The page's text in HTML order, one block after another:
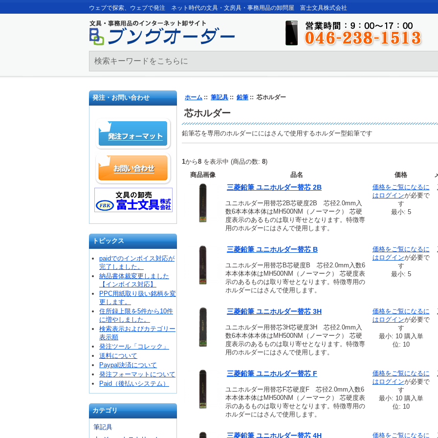
ウェブで探索、ウェブで発注 ネット時代の文具・文房具・事務用品の卸問屋 富士文具株式会社
発注・お問い合わせ
トピックス
paidでのインボイス対応が
完了しました。
納品書体裁変更しました
【インボイス対応】
PPC用紙取り扱い銘柄を変
更します。
住所録上限を5件から10件
に増やしました。
検索表示およびカテゴリー
表示順
発注ツール「コレック」
送料について
Paypal決済について
発注フォーマットについて
Paid（後払いシステム）
カテゴリ
筆記具
ホーム ::筆記具 ::鉛筆 :: 芯ホルダー
芯ホルダー
鉛筆芯を専用のホルダーににはさんで使用するホルダー型鉛筆です
1から8 を表示中 (商品の数: 8)
商品画像
品名 価格
三菱鉛筆 ユニホルダー替芯 2B
ユニホルダー用替芯2B芯硬度2B 芯径2.0mm入
数6本本体本体はMH500NM（ノーマーク） 芯硬
度表示のあるものは取り寄せとなります。特徴専
用のホルダーにはさんで使用します。
価格をご覧になるに
は ログインが必要で
す
最小: 5
三菱鉛筆 ユニホルダー替芯 B
ユニホルダー用替芯B芯硬度B 芯径2.0mm入数6
本本体本体はMH500NM（ノーマーク） 芯硬度表
示のあるものは取り寄せとなります。特徴専用の
ホルダーにはさんで使用します。
価格をご覧になるに
は ログインが必要で
す
最小: 5
三菱鉛筆 ユニホルダー替芯 3H
ユニホルダー用替芯3H芯硬度3H 芯径2.0mm入
数6本本体本体はMH500NM（ノーマーク） 芯硬
度表示のあるものは取り寄せとなります。特徴専
用のホルダーにはさんで使用します。
価格をご覧になるに
は ログインが必要で
す
最小: 10 購入単
位: 10
三菱鉛筆 ユニホルダー替芯 F
ユニホルダー用替芯F芯硬度F 芯径2.0mm入数6
本本体本体はMH500NM（ノーマーク） 芯硬度表
示のあるものは取り寄せとなります。特徴専用の
ホルダーにはさんで使用します。
価格をご覧になるに
は ログインが必要で
す
最小: 10 購入単
位: 10
三菱鉛筆 ユニホルダー替芯 4H 価格をご覧になるに